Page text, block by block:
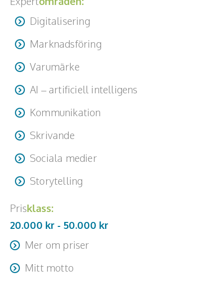
Digitalisering
Marknadsföring
Varumärke
AI – artificiell intelligens
Kommunikation
Skrivande
Sociala medier
Storytelling
Prisklass:
20.000 kr - 50.000 kr
Mer om priser
Resa + logi tillkommer
Mitt motto